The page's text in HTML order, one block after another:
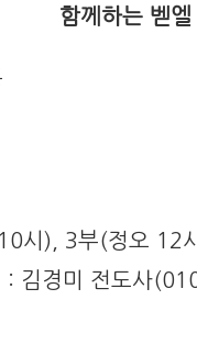
함께하는 벧
시), 3부(정오 12
: 김경미 전도사